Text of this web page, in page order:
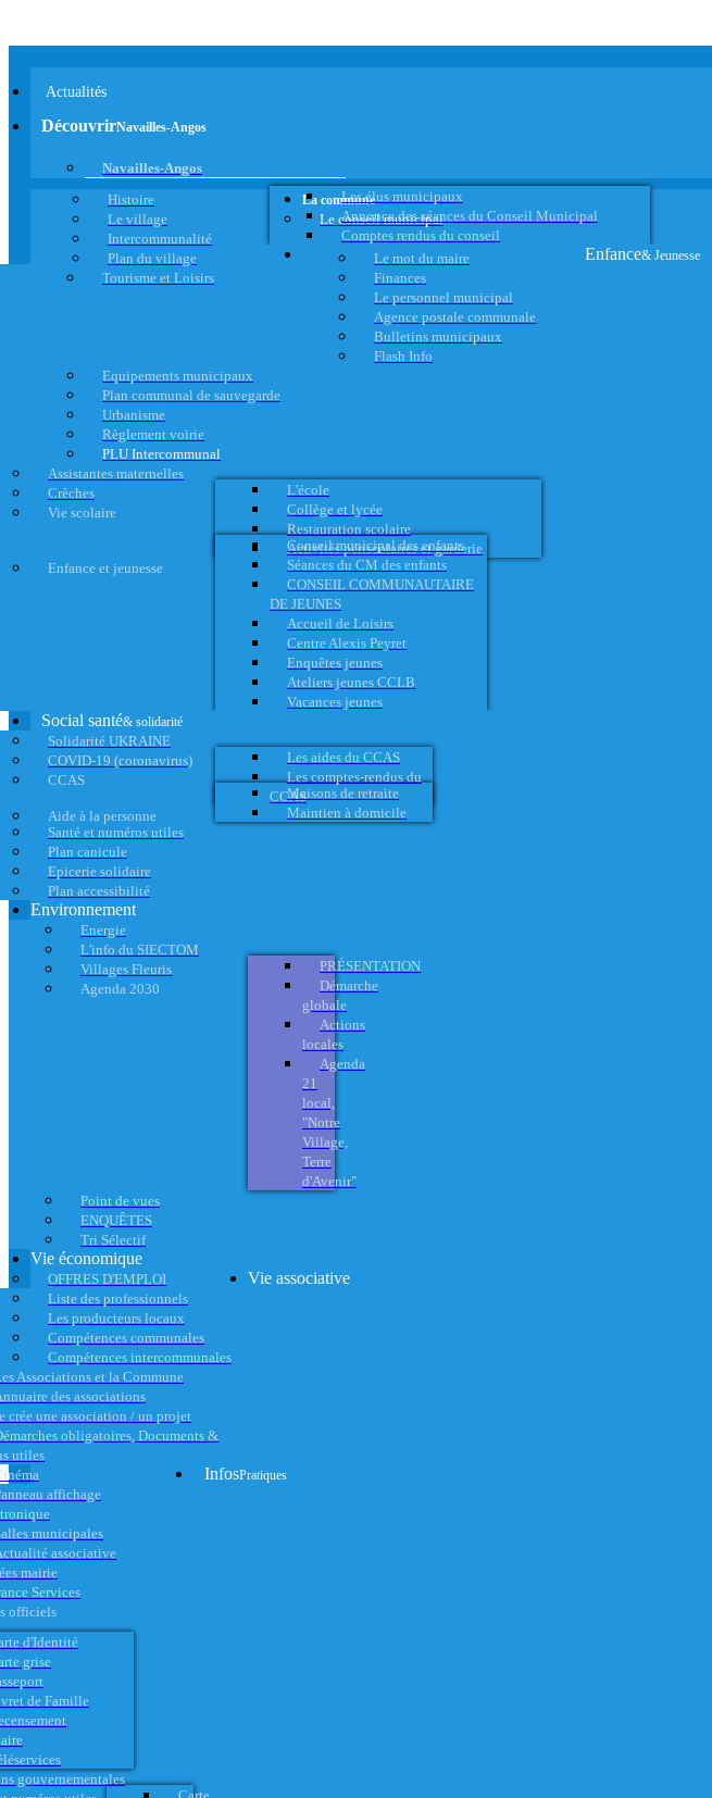
Actualités
DécouvrirNavailles-Angos
Navailles-Angos
Histoire
Le village
Intercommunalité
Plan du village
Tourisme et Loisirs
La commune
Le conseil municipal
Les élus municipaux
Annonce des séances du Conseil Municipal
Comptes rendus du conseil
Le mot du maire
Finances
Le personnel municipal
Agence postale communale
Bulletins municipaux
Flash Info
Equipements municipaux
Plan communal de sauvegarde
Urbanisme
Règlement voirie
PLU Intercommunal
Enfance& Jeunesse
Assistantes maternelles
Crèches
Vie scolaire
L'école
Collège et lycée
Restauration scolaire
Activités périscolaires et garderie
Enfance et jeunesse
Conseil municipal des enfants
Séances du CM des enfants
CONSEIL COMMUNAUTAIRE
DE JEUNES
Accueil de Loisirs
Centre Alexis Peyret
Enquêtes jeunes
Ateliers jeunes CCLB
Vacances jeunes
Social santé& solidarité
Solidarité UKRAINE
COVID-19 (coronavirus)
CCAS
Les aides du CCAS
Les comptes-rendus du
CCAS
Aide à la personne
Maisons de retraite
Maintien à domicile
Santé et numéros utiles
Plan canicule
Epicerie solidaire
Plan accessibilité
Environnement
Energie
L'info du SIECTOM
Villages Fleuris
Agenda 2030
PRÉSENTATION
Démarche
globale
Actions
locales
Agenda
21
local,
"Notre
Village,
Terre
d'Avenir"
Point de vues
ENQUÊTES
Tri Sélectif
Vie économique
OFFRES D'EMPLOI
Liste des professionnels
Les producteurs locaux
Compétences communales
Compétences intercommunales
Vie associative
Associations et la Commune
des associations
crée une association / un projet
obligatoires, Documents &
utiles
affichage
municipales
associative
InfosPratiques
mairie
Services
officiels
d'Identité
grise
de Famille
gouvernementales